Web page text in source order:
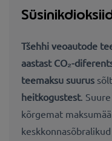
Tšehhi veoautode
aastast CO₂-
teemaksu suurus
heitkogustest.
kõrgemat